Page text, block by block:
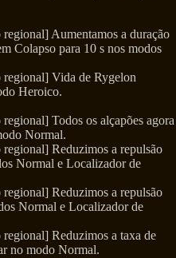
Aumentamos a duração
Colapso para 10 s nos modos
Vida de Rygelon
Heroico.
Todos os alçapões agora
Normal.
Reduzimos a repulsão
Normal e Localizador de
Reduzimos a repulsão
Normal e Localizador de
Reduzimos a taxa de
no modo Normal.